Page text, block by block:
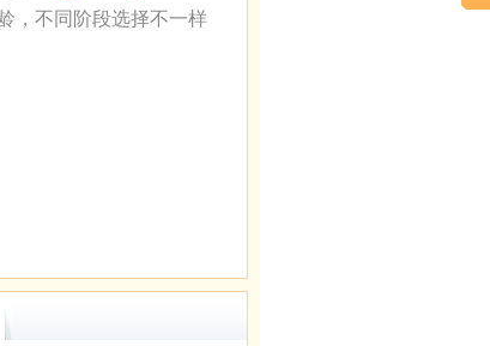
，不同阶段选择不一样